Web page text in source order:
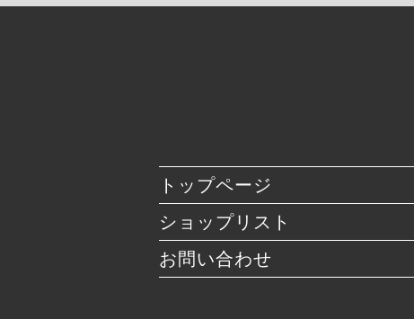
トップページ
ショップリスト
お問い合わせ